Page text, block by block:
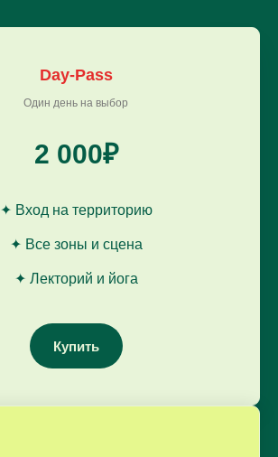
live-концерт
Day-Pass
Один день на выбор
2 000₽
✦ Вход на территорию
✦ Все зоны и сцена
✦ Лекторий и йога
Купить